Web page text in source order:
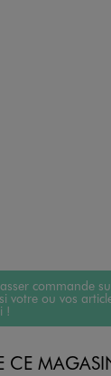
commande
votre ou vos
!
CE